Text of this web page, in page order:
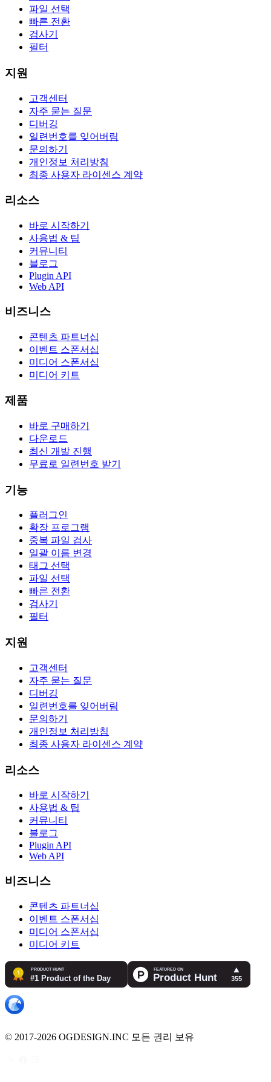
파일 선택
빠른 전환
검사기
필터
지원
고객센터
자주 묻는 질문
디버깅
일련번호를 잊어버림
문의하기
개인정보 처리방침
최종 사용자 라이센스 계약
리소스
바로 시작하기
사용법 & 팁
커뮤니티
블로그
Plugin API
Web API
비즈니스
콘텐츠 파트너십
이벤트 스폰서십
미디어 스폰서십
미디어 키트
제품
바로 구매하기
다운로드
최신 개발 진행
무료로 일련번호 받기
기능
플러그인
확장 프로그램
중복 파일 검사
일괄 이름 변경
태그 선택
파일 선택
빠른 전환
검사기
필터
지원
고객센터
자주 묻는 질문
디버깅
일련번호를 잊어버림
문의하기
개인정보 처리방침
최종 사용자 라이센스 계약
리소스
바로 시작하기
사용법 & 팁
커뮤니티
블로그
Plugin API
Web API
비즈니스
콘텐츠 파트너십
이벤트 스폰서십
미디어 스폰서십
미디어 키트
© 2017-2026 OGDESIGN.INC 모든 권리 보유